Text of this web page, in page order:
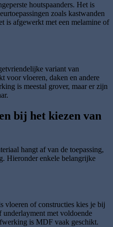
houtspaanders. Het is
zoals kastwanden
is afgewerkt met een melamine of
variant van
voor vloeren, daken en andere
is meestal grover, maar er zijn
bij het kiezen van
hangt af van de toepassing,
Hieronder enkele belangrijke
vloeren of constructies kies je bij
met voldoende
is MDF vaak geschikt.